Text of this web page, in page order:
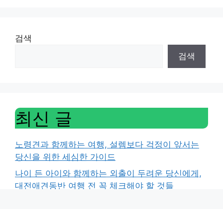
검색
검색
최신 글
노령견과 함께하는 여행, 설렘보다 걱정이 앞서는
당신을 위한 세심한 가이드
나이 든 아이와 함께하는 외출이 두려운 당신에게,
대전애견동반 여행 전 꼭 체크해야 할 것들